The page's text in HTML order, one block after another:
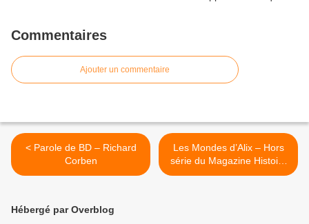
Commentaires
Ajouter un commentaire
< Parole de BD – Richard
Corben
Les Mondes d’Alix – Hors
série du Magazine Histoire
>
Hébergé par Overblog